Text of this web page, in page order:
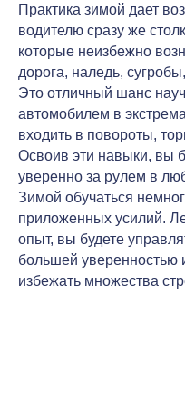
Практика зимой дает
водителю сразу же
которые неизбежно
дорога, наледь,
Это отличный шанс
автомобилем в
входить в повороты,
Освоив эти навыки, вы
уверенно за рулем в
Зимой обучаться
приложенных усилий.
опыт, вы будете
большей уверенностью
избежать множества